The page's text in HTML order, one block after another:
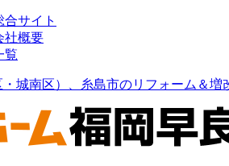
サイト
社概要
覧
城南区）、糸島市のリフォーム＆増